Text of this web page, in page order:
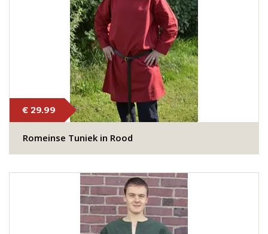
€ 29.99
Romeinse Tuniek in Rood